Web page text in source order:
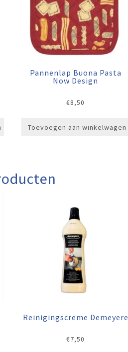
Pannenlap Buona Pasta
Now Design
€8,50
Toevoegen aan winkelwagen
Reinigingscreme Demeyere
€7,50